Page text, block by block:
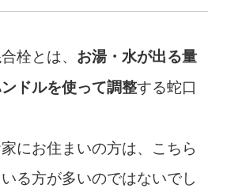
栓とは、 お湯・水が出る量
ドルを使って調整する蛇口
にお住まいの方は、こちら
る方が多いのではないでし